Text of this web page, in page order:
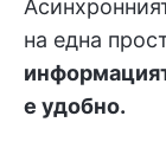
на една
е удобно.